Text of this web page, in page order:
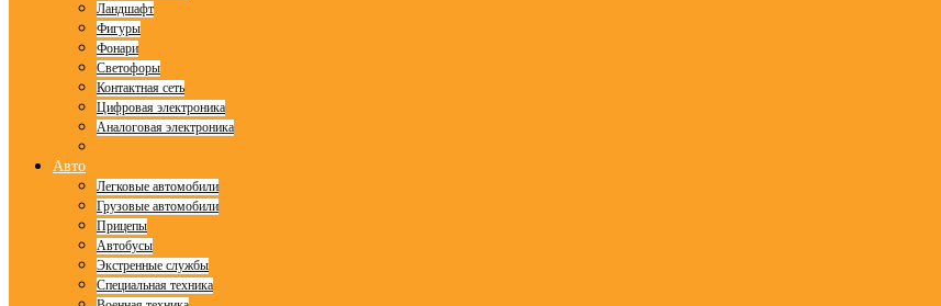
Ландшафт
Фигуры
Фонари
Светофоры
Контактная сеть
Цифровая электроника
Аналоговая электроника
Авто
Легковые автомобили
Грузовые автомобили
Прицепы
Автобусы
Экстренные службы
Специальная техника